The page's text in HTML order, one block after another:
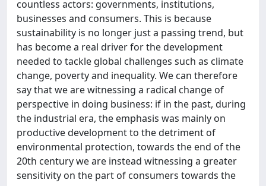
countless actors: governments, institutions,
businesses and consumers. This is because
sustainability is no longer just a passing trend, but
has become a real driver for the development
needed to tackle global challenges such as climate
change, poverty and inequality. We can therefore
say that we are witnessing a radical change of
perspective in doing business: if in the past, during
the industrial era, the emphasis was mainly on
productive development to the detriment of
environmental protection, towards the end of the
20th century we are instead witnessing a greater
sensitivity on the part of consumers towards the